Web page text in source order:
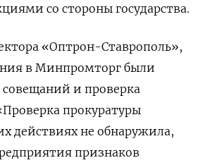
со стороны государства.
«Оптрон-Ставрополь»,
в Минпромторг были
и проверка
прокуратуры
действиях не обнаружила,
признаков